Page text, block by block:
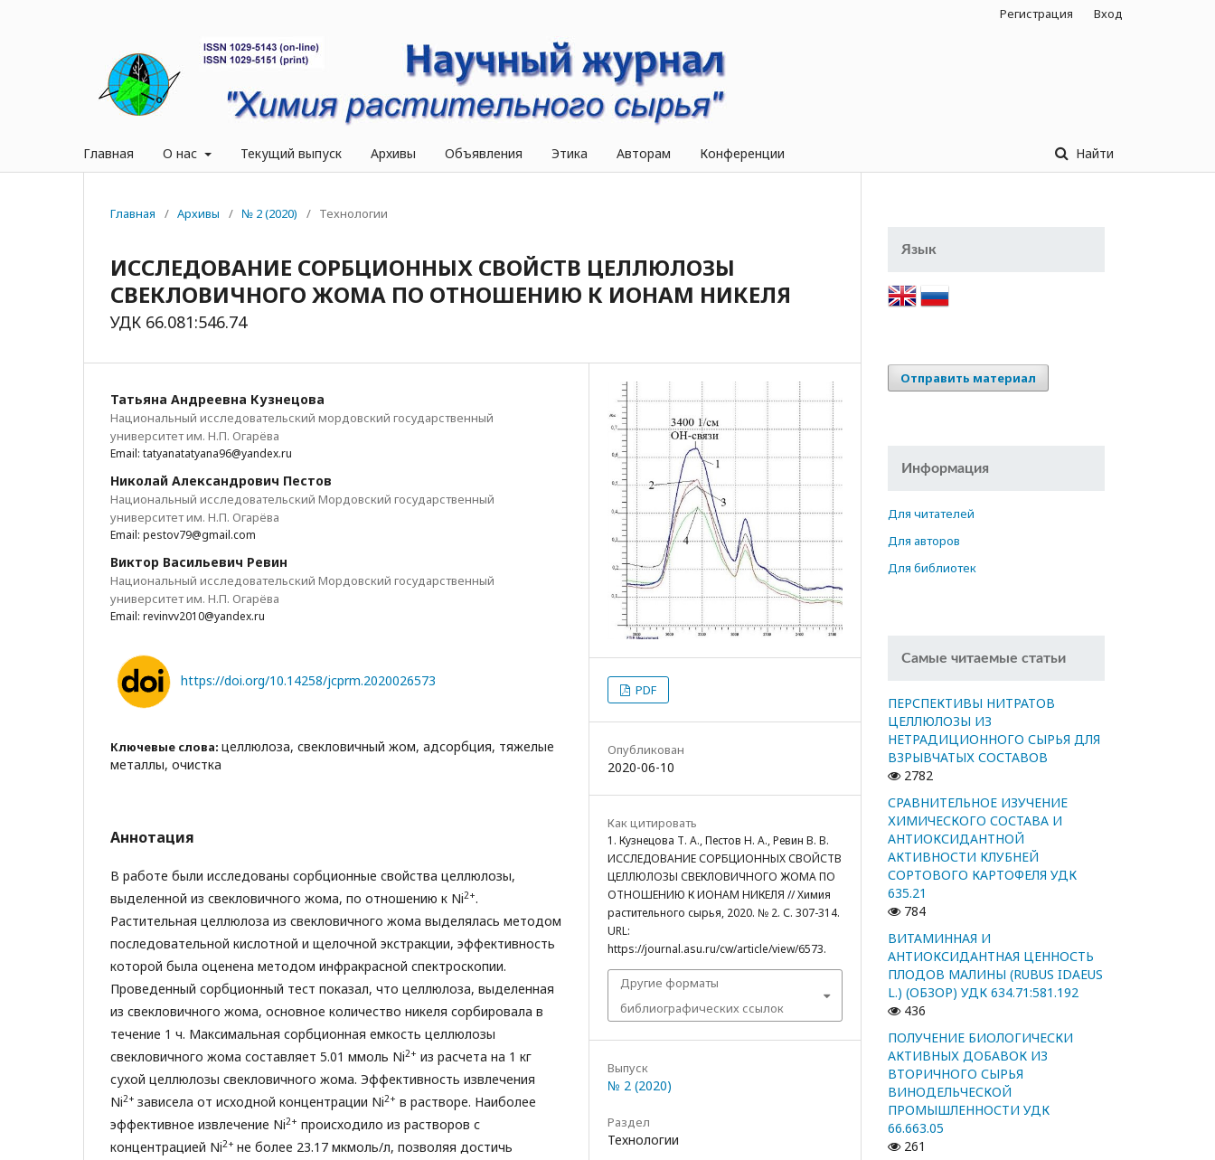
Главная О нас Текущий выпуск Архивы Объявления Этика Авторам Конференции Найти
Регистрация Вход
Главная / Архивы / № 2 (2020) / Технологии
ИССЛЕДОВАНИЕ СОРБЦИОННЫХ СВОЙСТВ ЦЕЛЛЮЛОЗЫ
СВЕКЛОВИЧНОГО ЖОМА ПО ОТНОШЕНИЮ К ИОНАМ НИКЕЛЯ
УДК 66.081:546.74
Татьяна Андреевна Кузнецова
Национальный исследовательский мордовский государственный
университет им. Н.П. Огарёва
Email: tatyanatatyana96@yandex.ru
Николай Александрович Пестов
Национальный исследовательский Мордовский государственный
университет им. Н.П. Огарёва
Email: pestov79@gmail.com
Виктор Васильевич Ревин
Национальный исследовательский Мордовский государственный
университет им. Н.П. Огарёва
Email: revinvv2010@yandex.ru
https://doi.org/10.14258/jcprm.2020026573
Ключевые слова: целлюлоза, свекловичный жом, адсорбция, тяжелые
металлы, очистка
Аннотация
В работе были исследованы сорбционные свойства целлюлозы,
выделенной из свекловичного жома, по отношению к Ni2+.
Растительная целлюлоза из свекловичного жома выделялась методом
последовательной кислотной и щелочной экстракции, эффективность
которой была оценена методом инфракрасной спектроскопии.
Проведенный сорбционный тест показал, что целлюлоза, выделенная
из свекловичного жома, основное количество никеля сорбировала в
течение 1 ч. Максимальная сорбционная емкость целлюлозы
свекловичного жома составляет 5.01 ммоль Ni2+ из расчета на 1 кг
сухой целлюлозы свекловичного жома. Эффективность извлечения
Ni2+ зависела от исходной концентрации Ni2+ в растворе. Наиболее
эффективное извлечение Ni2+ происходило из растворов с
концентрацией Ni2+ не более 23.17 мкмоль/л, позволяя достичь
PDF
Опубликован
2020-06-10
Как цитировать
1. Кузнецова Т. А., Пестов Н. А., Ревин В. В.
ИССЛЕДОВАНИЕ СОРБЦИОННЫХ СВОЙСТВ
ЦЕЛЛЮЛОЗЫ СВЕКЛОВИЧНОГО ЖОМА ПО
ОТНОШЕНИЮ К ИОНАМ НИКЕЛЯ // Химия
растительного сырья, 2020. № 2. С. 307-314.
URL:
https://journal.asu.ru/cw/article/view/6573.
Другие форматы
библиографических ссылок
Выпуск
№ 2 (2020)
Раздел
Технологии
Язык
Отправить материал
Информация
Для читателей
Для авторов
Для библиотек
Самые читаемые статьи
ПЕРСПЕКТИВЫ НИТРАТОВ
ЦЕЛЛЮЛОЗЫ ИЗ
НЕТРАДИЦИОННОГО СЫРЬЯ ДЛЯ
ВЗРЫВЧАТЫХ СОСТАВОВ
2782
СРАВНИТЕЛЬНОЕ ИЗУЧЕНИЕ
ХИМИЧЕСКОГО СОСТАВА И
АНТИОКСИДАНТНОЙ
АКТИВНОСТИ КЛУБНЕЙ
СОРТОВОГО КАРТОФЕЛЯ УДК
635.21
784
ВИТАМИННАЯ И
АНТИОКСИДАНТНАЯ ЦЕННОСТЬ
ПЛОДОВ МАЛИНЫ (RUBUS IDAEUS
L.) (ОБЗОР) УДК 634.71:581.192
436
ПОЛУЧЕНИЕ БИОЛОГИЧЕСКИ
АКТИВНЫХ ДОБАВОК ИЗ
ВТОРИЧНОГО СЫРЬЯ
ВИНОДЕЛЬЧЕСКОЙ
ПРОМЫШЛЕННОСТИ УДК
66.663.05
261